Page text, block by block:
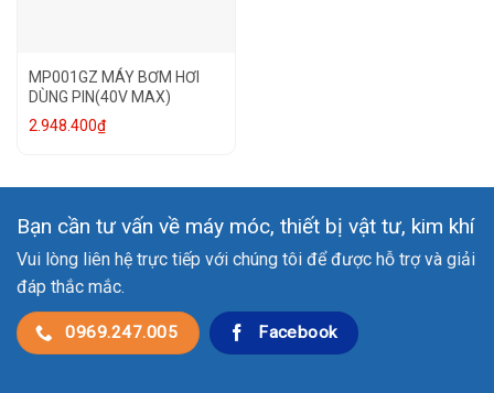
MP001GZ MÁY BƠM HƠI
DÙNG PIN(40V MAX)
2.948.400₫
Bạn cần tư vấn về máy móc, thiết bị vật tư, kim khí
Vui lòng liên hệ trực tiếp với chúng tôi để được hỗ trợ và giải
đáp thắc mắc.
0969.247.005 Facebook